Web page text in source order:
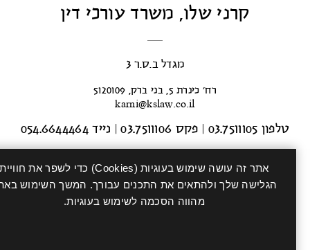
קרני שלו, משרד עורכי דין
מגדל ב.ס.ר 3
רח’ כינרת 5, בני ברק, 5120109
karni@kslaw.co.il
טלפון 03.7511105 |פקס 03.7511106 |נייד 054.6644464
אתר זה עושה שימוש בעוגיות (Cookies) כדי לשפר את חוויית
הגלישה שלך ולהתאים את התכנים עבורך. המשך השימוש באתר
מהווה הסכמה לשימוש בעוגיות.